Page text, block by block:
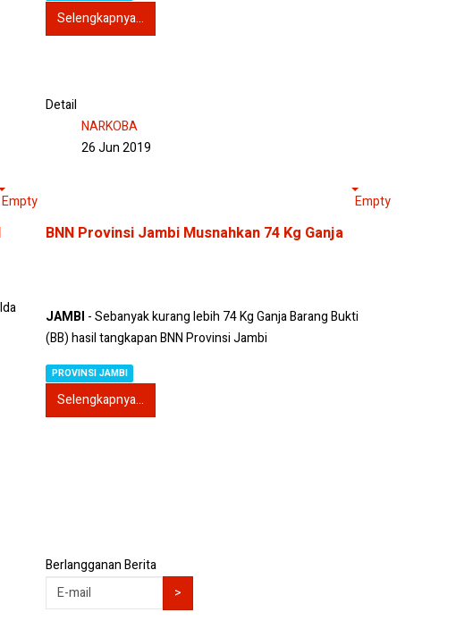
Selengkapnya...
Empty
Detail
NARKOBA
26 Jun 2019
Empty
BNN Provinsi Jambi Musnahkan 74 Kg Ganja
JAMBI - Sebanyak kurang lebih 74 Kg Ganja Barang Bukti
(BB) hasil tangkapan BNN Provinsi Jambi
PROVINSI JAMBI
Selengkapnya...
Berlangganan Berita